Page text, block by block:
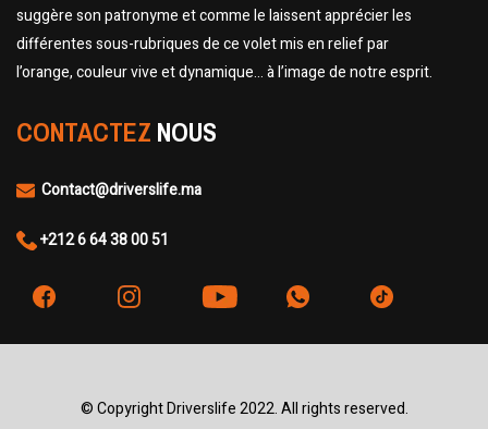
suggère son patronyme et comme le laissent apprécier les
différentes sous-rubriques de ce volet mis en relief par
l’orange, couleur vive et dynamique… à l’image de notre esprit.
CONTACTEZ NOUS
Contact@driverslife.ma
+212 6 64 38 00 51
© Copyright Driverslife 2022. All rights reserved.